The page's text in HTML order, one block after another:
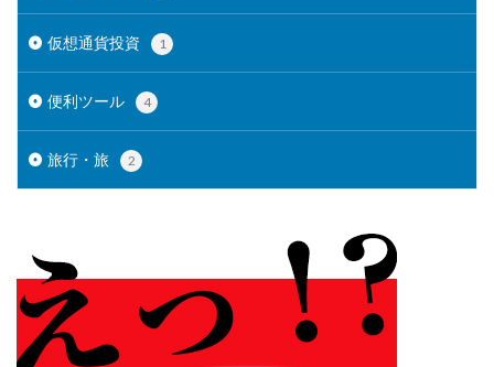
仮想通貨投資 1
便利ツール 4
旅行・旅 2